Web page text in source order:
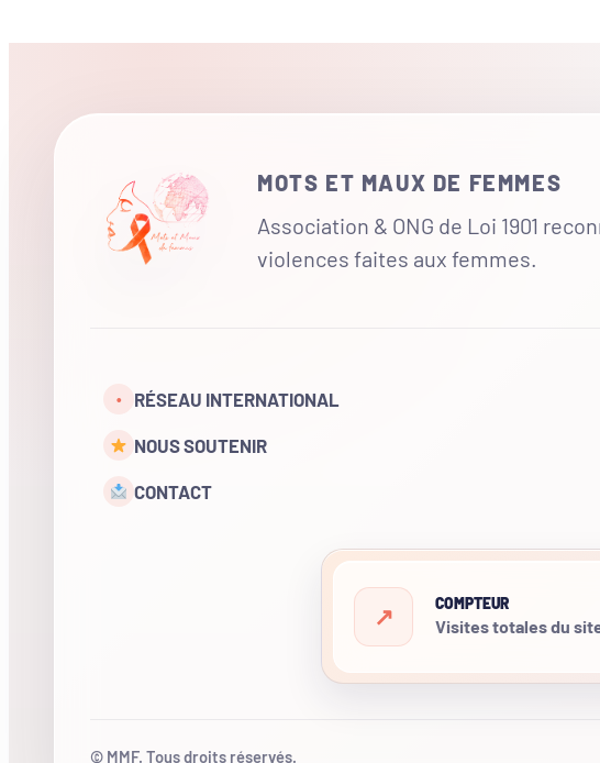
MOTS ET MAUX DE FEMMES
Association & ONG de Loi 1901
violences faites aux femmes.
• RÉSEAU INTERNATIONAL
NOUS SOUTENIR
CONTACT
COMPTEUR
Visites totales du
© MMF. Tous droits réservés.